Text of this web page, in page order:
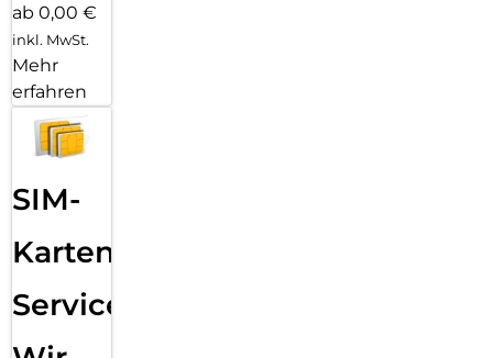
ab 0,00 €
inkl. MwSt.
Mehr
erfahren
SIM-
Karten
Service: